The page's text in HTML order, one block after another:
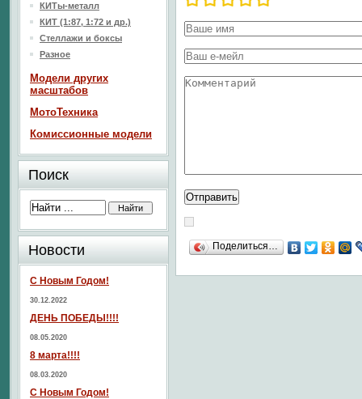
Поделиться…
КИТы-металл
КИТ (1:87, 1:72 и др.)
Стеллажи и боксы
Разное
Модели других
масштабов
МотоТехника
Комиссионные модели
Поиск
Новости
С Новым Годом!
30.12.2022
ДЕНЬ ПОБЕДЫ!!!!
08.05.2020
8 марта!!!!
08.03.2020
С Новым Годом!